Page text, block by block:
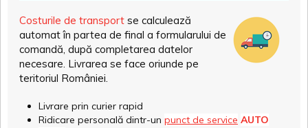
Costurile de transport se calculează
automat în partea de final a formularului de
comandă, după completarea datelor
necesare. Livrarea se face oriunde pe
teritoriul României.
Livrare prin curier rapid
Ridicare personală dintr-un punct de service AUTO